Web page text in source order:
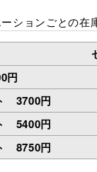
ションごとの在
円
3700円
5400円
8750円